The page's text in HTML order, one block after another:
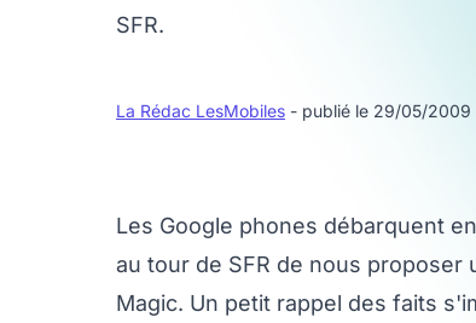
SFR.
La Rédac LesMobiles - publié le 29/05/2009
Les Google phones débarquent
au tour de SFR de nous proposer
Magic. Un petit rappel des faits